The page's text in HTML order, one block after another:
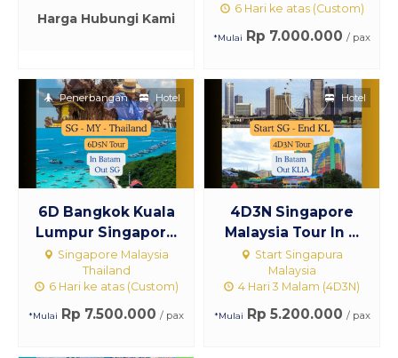
Harga Hubungi Kami
6 Hari ke atas (Custom)
*Mulai Rp 7.000.000 / pax
6D Bangkok Kuala
Lumpur Singapor...
Singapore Malaysia
Thailand
6 Hari ke atas (Custom)
*Mulai Rp 7.500.000 / pax
Penerbangan Hotel
4D3N Singapore
Malaysia Tour In ...
Start Singapura
Malaysia
4 Hari 3 Malam (4D3N)
*Mulai Rp 5.200.000 / pax
Hotel